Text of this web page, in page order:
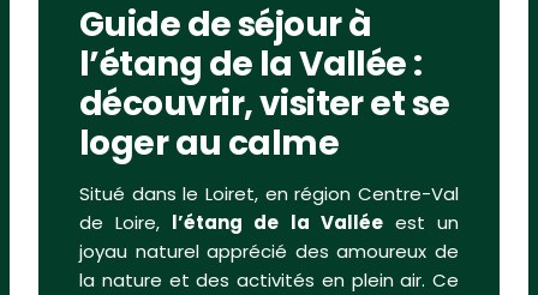
Guide de séjour à
l’étang de la Vallée :
découvrir, visiter et se
loger au calme
Situé dans le Loiret, en région Centre-Val
de Loire, l’étang de la Valléeest un
joyau naturel apprécié des amoureux de
la nature et des activités en plein air. Ce